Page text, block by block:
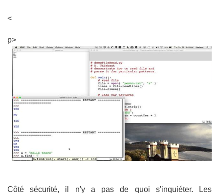
<
p>
Côté sécurité, il n'y a pas de quoi s'inquiéter. Les